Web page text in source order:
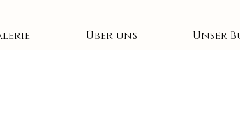
Über uns Unser